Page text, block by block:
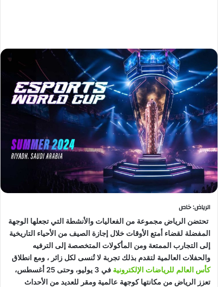
الرياض: خاص
تحتضن الرياض مجموعة من الفعاليات والأنشطة التي تجعلها الوجهة
المفضلة لقضاء أمتع الأوقات خلال إجازة الصيف من الأحياء التاريخية
إلى التجارب الممتعة ومن المأكولات المتخصصة إلى الترفيه
والحفلات العالمية لتقدم بذلك تجربة لا تُنسى لكل زائر ، ومع انطلاق
كأس العالم للرياضات الإلكترونية
في 3 يوليو، وحتى 25 أغسطس،
تعزز الرياض من مكانتها كوجهة عالمية ومقر للعديد من الأحداث